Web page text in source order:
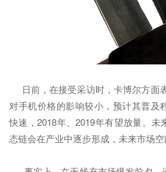
日前，在接受采访时，卡博尔方面
对手机价格的影响较小，预计其普及
快速，2018年、2019年有望放量。未
态链会在产业中逐步形成，未来市场